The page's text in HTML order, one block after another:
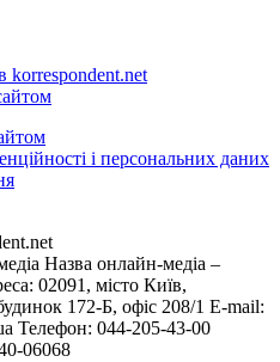
korrespondent.net
і персональних даних
Назва онлайн-медіа –
02091, місто Київ,
172-Б, офіс 208/1 E-mail:
Телефон: 044-205-43-00
06068